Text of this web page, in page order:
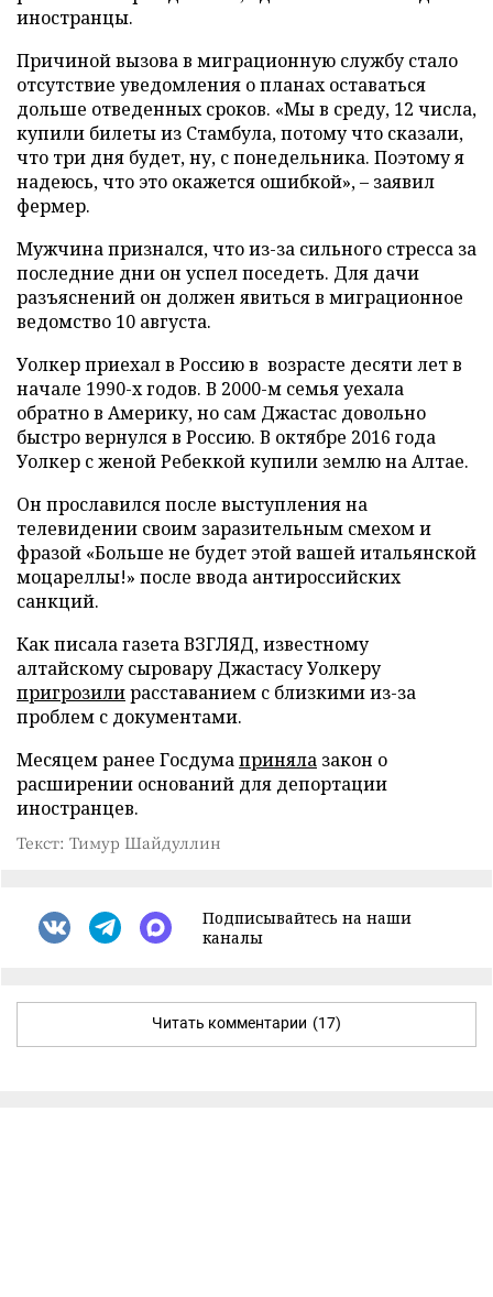
иностранцы.
Причиной вызова в миграционную службу стало
отсутствие уведомления о планах оставаться
дольше отведенных сроков. «Мы в среду, 12 числа,
купили билеты из Стамбула, потому что сказали,
что три дня будет, ну, с понедельника. Поэтому я
надеюсь, что это окажется ошибкой», – заявил
фермер.
Мужчина признался, что из-за сильного стресса за
последние дни он успел поседеть. Для дачи
разъяснений он должен явиться в миграционное
ведомство 10 августа.
Уолкер приехал в Россию в возрасте десяти лет в
начале 1990-х годов. В 2000-м семья уехала
обратно в Америку, но сам Джастас довольно
быстро вернулся в Россию. В октябре 2016 года
Уолкер с женой Ребеккой купили землю на Алтае.
Он прославился после выступления на
телевидении своим заразительным смехом и
фразой «Больше не будет этой вашей итальянской
моцареллы!» после ввода антироссийских
санкций.
Как писала газета ВЗГЛЯД, известному
алтайскому сыровару Джастасу Уолкеру
пригрозилирасставанием с близкими из-за
проблем с документами.
Месяцем ранее Госдумаприняла закон о
расширении оснований для депортации
иностранцев.
Текст: Тимур Шайдуллин
Подписывайтесь на наши
каналы
Читать комментарии (17)